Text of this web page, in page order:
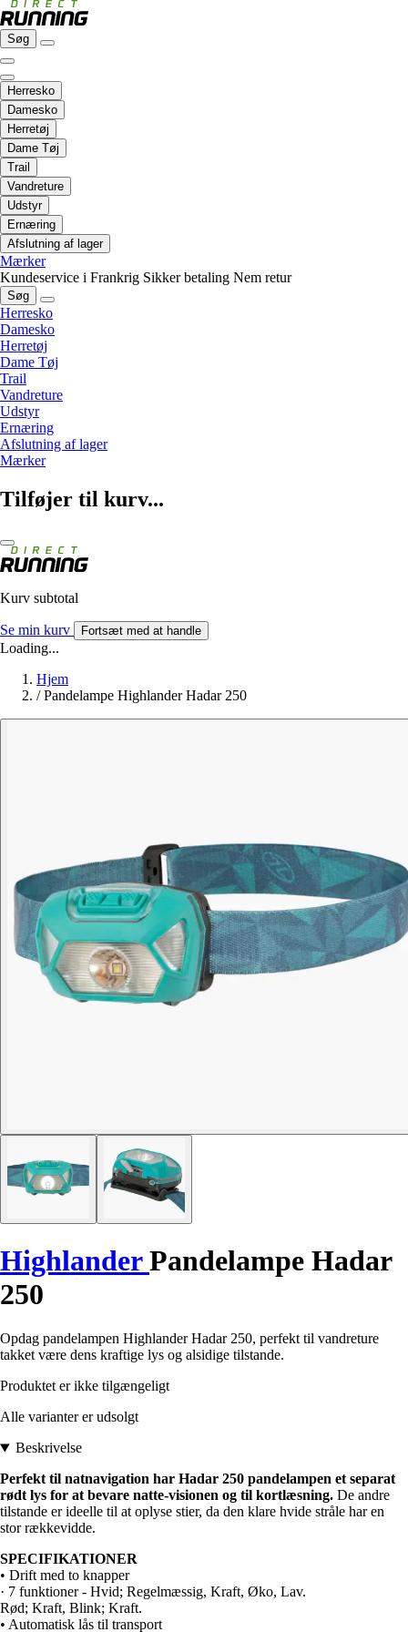
Søg
Herresko
Damesko
Herretøj
Dame Tøj
Trail
Vandreture
Udstyr
Ernæring
Afslutning af lager
Mærker
Kundeservice i Frankrig Sikker betaling Nem retur
Søg
Herresko
Damesko
Herretøj
Dame Tøj
Trail
Vandreture
Udstyr
Ernæring
Afslutning af lager
Mærker
Tilføjer til kurv...
Kurv subtotal
Se min kurv Fortsæt med at handle
Loading...
Hjem
/ Pandelampe Highlander Hadar 250
HighlanderPandelampe Hadar
250
Opdag pandelampen Highlander Hadar 250, perfekt til vandreture
takket være dens kraftige lys og alsidige tilstande.
Produktet er ikke tilgængeligt
Alle varianter er udsolgt
Beskrivelse
Perfekt til natnavigation har Hadar 250 pandelampen et separat
rødt lys for at bevare natte-visionen og til kortlæsning. De andre
tilstande er ideelle til at oplyse stier, da den klare hvide stråle har en
stor rækkevidde.
SPECIFIKATIONER
• Drift med to knapper
· 7 funktioner - Hvid; Regelmæssig, Kraft, Øko, Lav.
Rød; Kraft, Blink; Kraft.
• Automatisk lås til transport